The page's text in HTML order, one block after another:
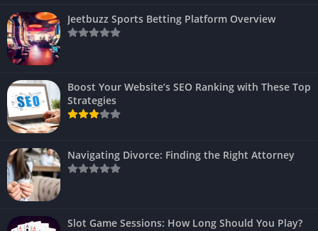
Jeetbuzz Sports Betting Platform Overview
Boost Your Website’s SEO Ranking with These Top
Strategies
Navigating Divorce: Finding the Right Attorney
Slot Game Sessions: How Long Should You Play?